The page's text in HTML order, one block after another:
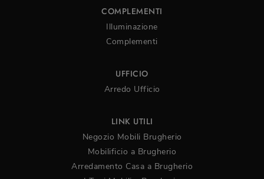
COMPLEMENTI
Illuminazione
Complementi
UFFICIO
Arredo Ufficio
LINK UTILI
Negozio Mobili Brugherio
Mobilificio a Brugherio
Arredamento Casa a Brugherio